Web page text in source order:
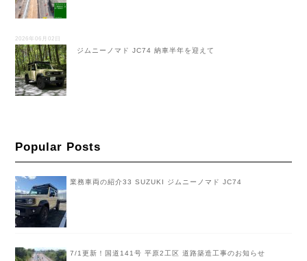
2026年06月02日
ジムニーノマド JC74 納車半年を迎えて
Popular Posts
業務車両の紹介33 SUZUKI ジムニーノマド JC74
7/1更新！国道141号 平原2工区 道路築造工事のお知らせ